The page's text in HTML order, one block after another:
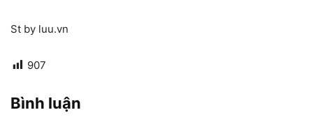
St by luu.vn
907
Bình luận